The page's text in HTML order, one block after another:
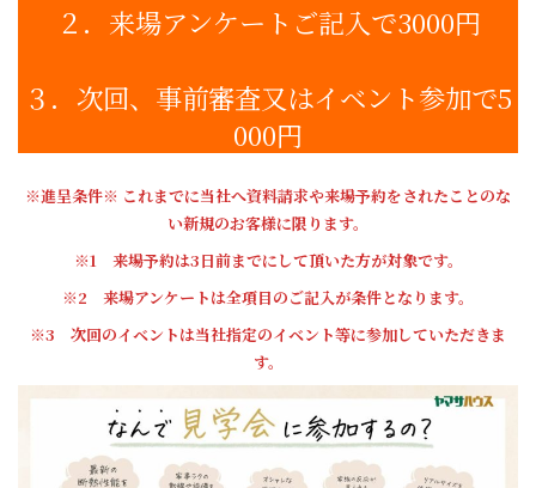
２．来場アンケートご記入で3000円
３．次回、事前審査又はイベント参加で5
000円
※進呈条件※ これまでに当社へ資料請求や来場予約をされたことのな
い新規のお客様に限ります。
※1 来場予約は3日前までにして頂いた方が対象です。
※2 来場アンケートは全項目のご記入が条件となります。
※3 次回のイベントは当社指定のイベント等に参加していただきま
す。